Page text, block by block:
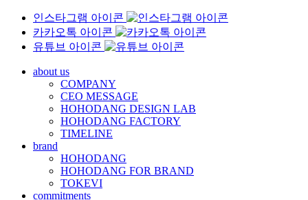
인스타그램 아이콘
카카오톡 아이콘
유튜브 아이콘
about us
COMPANY
CEO MESSAGE
HOHODANG DESIGN LAB
HOHODANG FACTORY
TIMELINE
brand
HOHODANG
HOHODANG FOR BRAND
TOKEVI
commitments